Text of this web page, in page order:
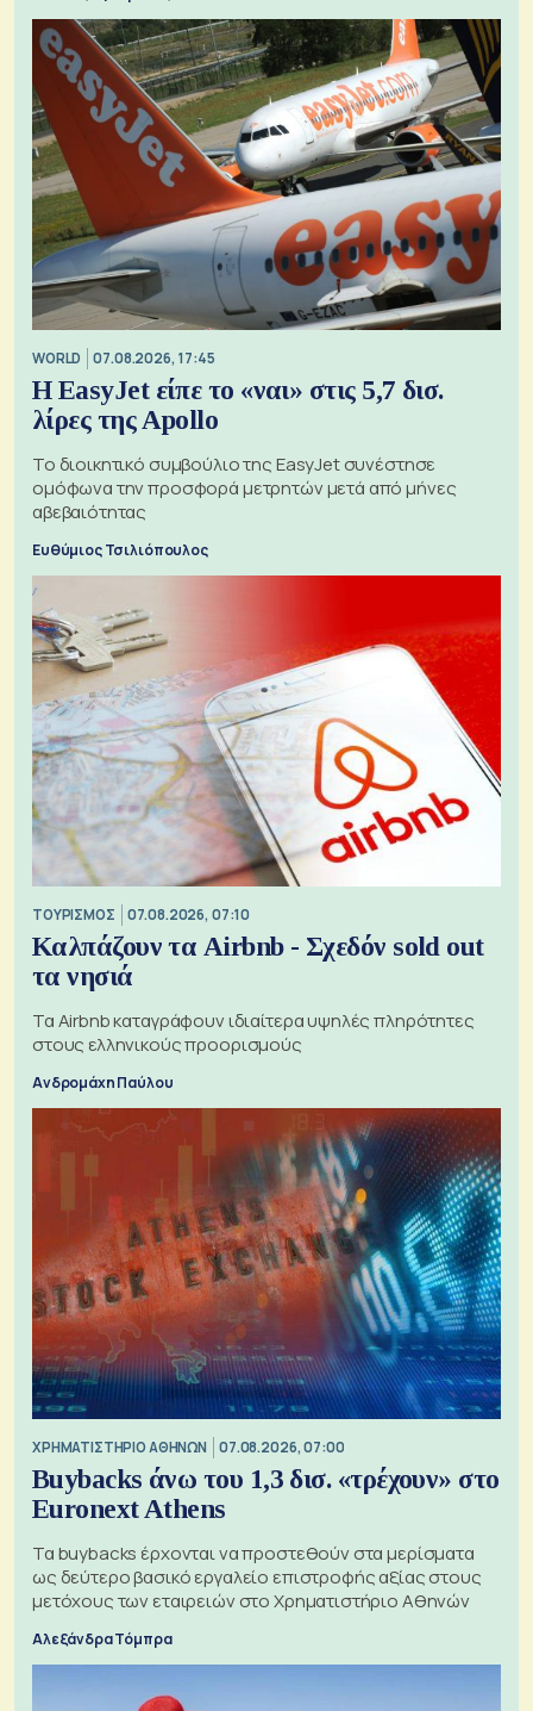
WORLD 07.08.2026, 17:45
Η EasyJet είπε το «ναι» στις 5,7 δισ.
λίρες της Apollo
Το διοικητικό συμβούλιο της EasyJet συνέστησε
ομόφωνα την προσφορά μετρητών μετά από μήνες
αβεβαιότητας
Ευθύμιος Τσιλιόπουλος
ΤΟΥΡΙΣΜΟΣ 07.08.2026, 07:10
Καλπάζουν τα Airbnb - Σχεδόν sold out
τα νησιά
Τα Airbnb καταγράφουν ιδιαίτερα υψηλές πληρότητες
στους ελληνικούς προορισμούς
Ανδρομάχη Παύλου
XΡΗΜΑΤΙΣΤΗΡΙΟ ΑΘΗΝΩΝ 07.08.2026, 07:00
Buybacks άνω του 1,3 δισ. «τρέχουν» στο
Euronext Athens
Τα buybacks έρχονται να προστεθούν στα μερίσματα
ως δεύτερο βασικό εργαλείο επιστροφής αξίας στους
μετόχους των εταιρειών στο Χρηματιστήριο Αθηνών
Αλεξάνδρα Τόμπρα